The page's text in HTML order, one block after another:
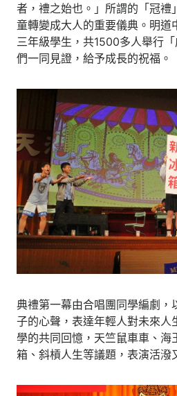
者，禮之始也。」所謂的「冠禮
童轉變成大人的重要儀典。明道
三年級學生，共1500多人舉行
們一同見證，給予成長的祝福。
典禮第一幕由合唱團同學編劇，
子的心聲，表達年輕人對未來人
學的共同回憶，天竺鼠車車、海
箱、斜槓人生等議題，表演活潑